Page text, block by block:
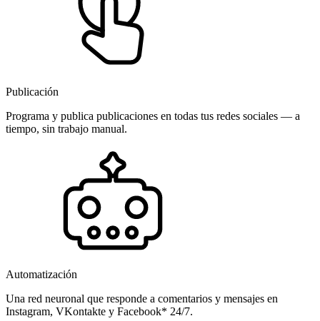
Publicación
Programa y publica publicaciones en todas tus redes sociales — a
tiempo, sin trabajo manual.
Automatización
Una red neuronal que responde a comentarios y mensajes en
Instagram, VKontakte y Facebook* 24/7.